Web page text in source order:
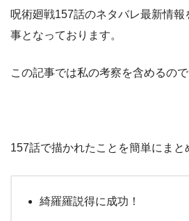
呪術廻戦157話のネタバレ最新情
事となっております。
この記事では私の考察を含めるので
157話で描かれたことを簡単にまと
綺羅羅説得に成功！